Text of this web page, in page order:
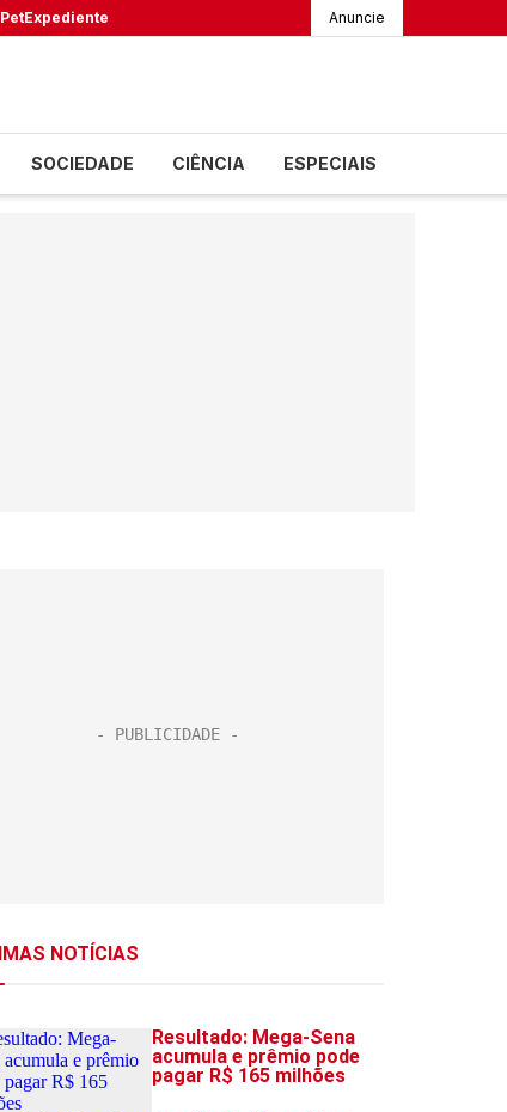
PetExpediente Anuncie
SOCIEDADE CIÊNCIA ESPECIAIS